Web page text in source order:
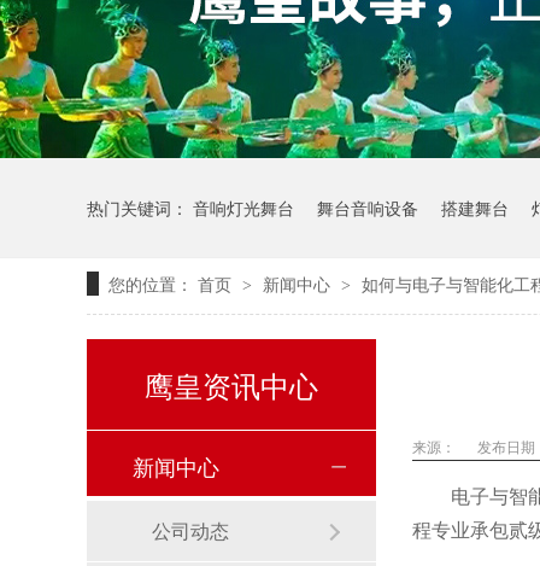
热门关键词： 音响灯光舞台 舞台音响设备 搭建舞台
您的位置： 首页 > 新闻中心 > 如何与电子与智能化工
来源： 发布日
电子与智
程专业承包贰
鹰皇资讯中心
新闻中心
公司动态